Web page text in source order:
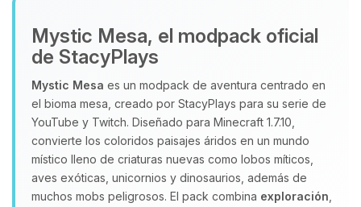
Mystic Mesa, el modpack oficial
de StacyPlays
Mystic Mesa es un modpack de aventura centrado en
el bioma mesa, creado por StacyPlays para su serie de
YouTube y Twitch. Diseñado para Minecraft 1.7.10,
convierte los coloridos paisajes áridos en un mundo
místico lleno de criaturas nuevas como lobos míticos,
aves exóticas, unicornios y dinosaurios, además de
muchos mobs peligrosos. El pack combina exploración
07/08/2026 12:35